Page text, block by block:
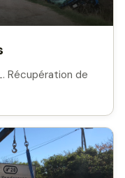
Récupération de